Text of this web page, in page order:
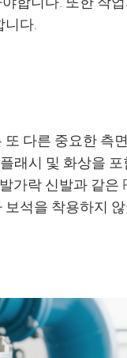
다.
다른 중요한 측
래시 및 화상을
가락 신발과 같은
석을 착용하지